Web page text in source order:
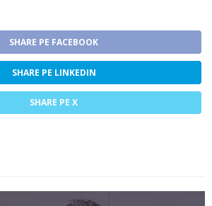
SHARE PE FACEBOOK
SHARE PE LINKEDIN
SHARE PE X